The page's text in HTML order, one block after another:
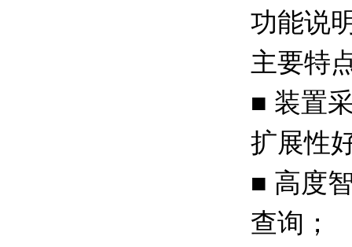
功能说
主要特
■ 装置
扩展性
■ 高度
查询；